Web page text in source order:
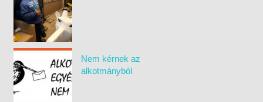
Nem kérnek az
alkotmányból